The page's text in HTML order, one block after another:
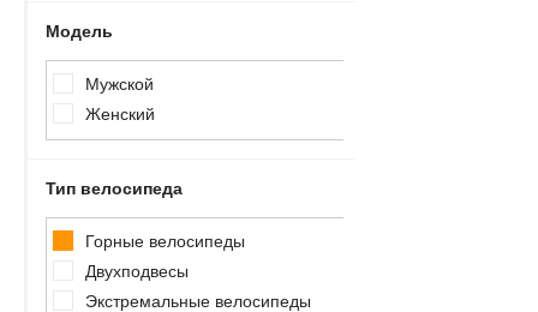
Велоэкипировка
Инструменты
Самокаты
Батуты
Модель
Мужской
Женский
Тип велосипеда
Горные велосипеды
Двухподвесы
Экстремальные велосипеды